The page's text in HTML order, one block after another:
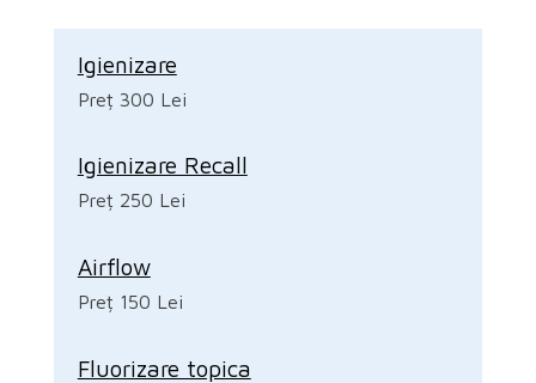
Igienizare
Preț 300 Lei
Igienizare Recall
Preț 250 Lei
Airflow
Preț 150 Lei
Fluorizare topica